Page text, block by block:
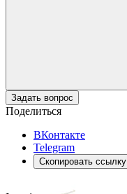
Задать вопрос
Поделиться
ВКонтакте
Telegram
Скопировать ссылку